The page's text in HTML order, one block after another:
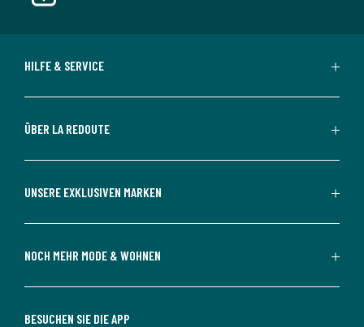
HILFE & SERVICE
ÜBER LA REDOUTE
UNSERE EXKLUSIVEN MARKEN
NOCH MEHR MODE & WOHNEN
BESUCHEN SIE DIE APP